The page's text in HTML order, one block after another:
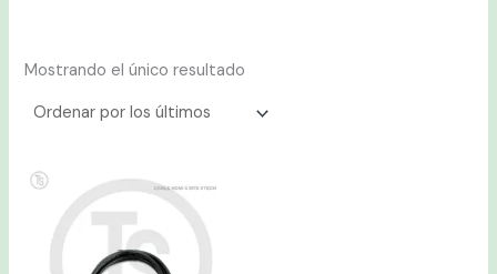
Mostrando el único resultado